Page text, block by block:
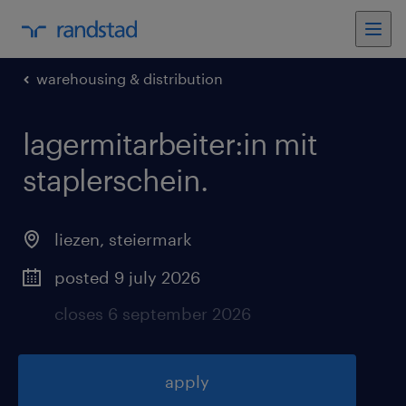
warehousing & distribution
lagermitarbeiter:in mit
staplerschein.
liezen, steiermark
posted 9 july 2026
closes 6 september 2026
apply